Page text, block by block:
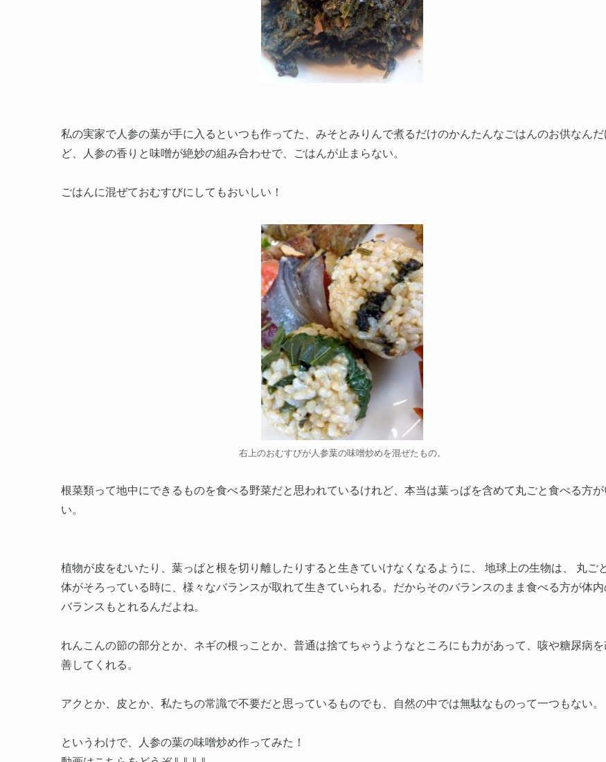
私の実家で人参の葉が手に入るといつも作ってた、みそとみりんで煮るだけのかんたんなごはんのお供なんだ
ど、人参の香りと味噌が絶妙の組み合わせで、ごはんが止まらない。
ごはんに混ぜておむすびにしてもおいしい！
右上のおむすびが人参葉の味噌炒めを混ぜたもの。
根菜類って地中にできるものを食べる野菜だと思われているけれど、本当は葉っぱを含めて丸ごと食べる方が
い。
植物が皮をむいたり、葉っぱと根を切り離したりすると生きていけなくなるように、 地球上の生物は、 丸ご
体がそろっている時に、様々なバランスが取れて生きていられる。だからそのバランスのまま食べる方が体内
バランスもとれるんだよね。
れんこんの節の部分とか、ネギの根っことか、普通は捨てちゃうようなところにも力があって、咳や糖尿病を
善してくれる。
アクとか、皮とか、私たちの常識で不要だと思っているものでも、自然の中では無駄なものって一つもない。
というわけで、人参の葉の味噌炒め作ってみた！